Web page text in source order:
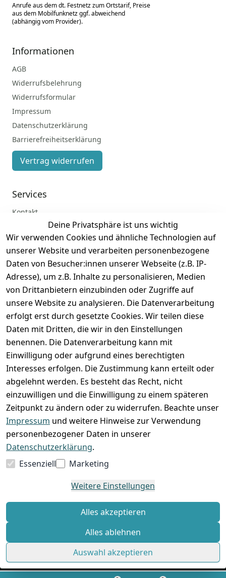
Deine Privatsphäre ist uns wichtig
Wir verwenden Cookies und ähnliche Technologien auf
unserer Website und verarbeiten personenbezogene
Daten von Besucher:innen unserer Webseite (z.B. IP-
Adresse), um z.B. Inhalte zu personalisieren, Medien
von Drittanbietern einzubinden oder Zugriffe auf
unsere Website zu analysieren. Die Datenverarbeitung
erfolgt erst durch gesetzte Cookies. Wir teilen diese
Daten mit Dritten, die wir in den Einstellungen
benennen. Die Datenverarbeitung kann mit
Einwilligung oder aufgrund eines berechtigten
Interesses erfolgen. Die Zustimmung kann erteilt oder
abgelehnt werden. Es besteht das Recht, nicht
einzuwilligen und die Einwilligung zu einem späteren
Zeitpunkt zu ändern oder zu widerrufen. Beachte unser
Impressum und weitere Hinweise zur Verwendung
personenbezogener Daten in unserer
Datenschutzerklärung.
Essenziell
Marketing
Weitere Einstellungen
Alles akzeptieren
Alles ablehnen
Auswahl akzeptieren
Anrufe aus dem dt. Festnetz zum Ortstarif, Preise
aus dem Mobilfunknetz ggf. abweichend
(abhängig vom Provider).
Informationen
AGB
Widerrufsbelehrung
Widerrufsformular
Impressum
Datenschutzerklärung
Barrierefreiheitserklärung
Vertrag widerrufen
Services
Kontakt
Registrieren
Zahlung und Versand
VORKASSE RECHNUNG
Alle Preise verstehen sich inkl. gesetzl. MwSt. und zzgl.
© Standard Shop 2026